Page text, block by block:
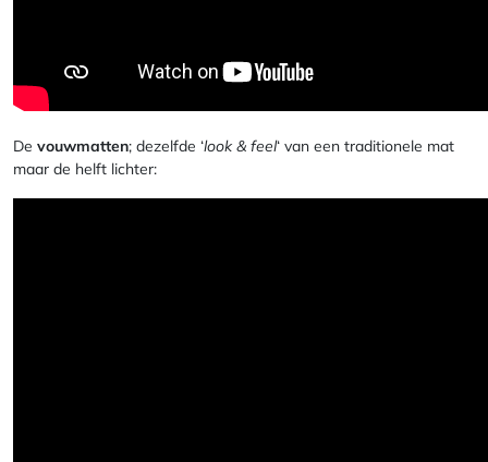
De vouwmatten; dezelfde ‘look & feel‘ van een traditionele mat
maar de helft lichter: